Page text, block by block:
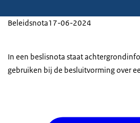
Beleidsnota17-06-2024
In een beslisnota staat
gebruiken bij de besluitvorming over